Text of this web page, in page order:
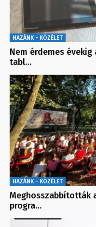
HAZÁNK - KÖZÉLET
Nem érdemes
tabl…
HAZÁNK - KÖZÉLET
Meghosszabbították
progra…